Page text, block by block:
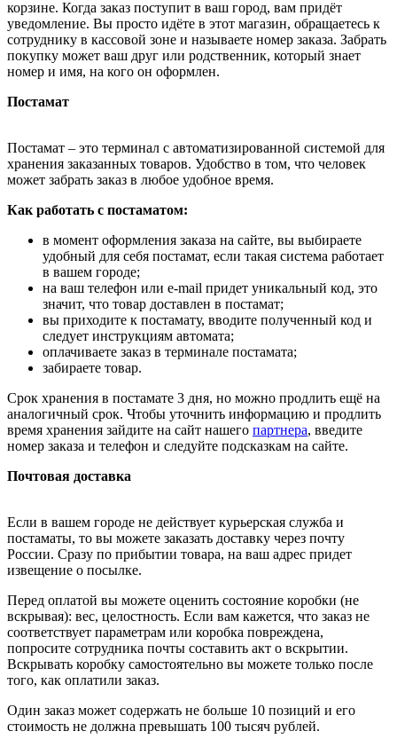
корзине. Когда заказ поступит в ваш город, вам придёт
уведомление. Вы просто идёте в этот магазин, обращаетесь к
сотруднику в кассовой зоне и называете номер заказа. Забрать
покупку может ваш друг или родственник, который знает
номер и имя, на кого он оформлен.
Постамат
Постамат – это терминал с автоматизированной системой для
хранения заказанных товаров. Удобство в том, что человек
может забрать заказ в любое удобное время.
Как работать с постаматом:
в момент оформления заказа на сайте, вы выбираете
удобный для себя постамат, если такая система работает
в вашем городе;
на ваш телефон или e-mail придет уникальный код, это
значит, что товар доставлен в постамат;
вы приходите к постамату, вводите полученный код и
следует инструкциям автомата;
оплачиваете заказ в терминале постамата;
забираете товар.
Срок хранения в постамате 3 дня, но можно продлить ещё на
аналогичный срок. Чтобы уточнить информацию и продлить
время хранения зайдите на сайт нашего партнера, введите
номер заказа и телефон и следуйте подсказкам на сайте.
Почтовая доставка
Если в вашем городе не действует курьерская служба и
постаматы, то вы можете заказать доставку через почту
России. Сразу по прибытии товара, на ваш адрес придет
извещение о посылке.
Перед оплатой вы можете оценить состояние коробки (не
вскрывая): вес, целостность. Если вам кажется, что заказ не
соответствует параметрам или коробка повреждена,
попросите сотрудника почты составить акт о вскрытии.
Вскрывать коробку самостоятельно вы можете только после
того, как оплатили заказ.
Один заказ может содержать не больше 10 позиций и его
стоимость не должна превышать 100 тысяч рублей.